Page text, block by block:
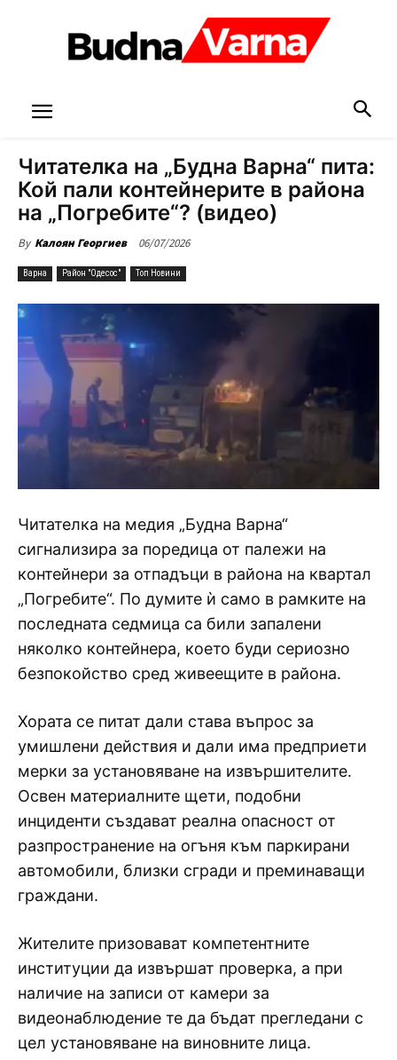
Читателка на „Будна Варна“ пита:
Кой пали контейнерите в района
на „Погребите“? (видео)
By Калоян Георгиев 06/07/2026
Варна Район "Одесос" Топ Новини
Читателка на медия „Будна Варна“
сигнализира за поредица от палежи на
контейнери за отпадъци в района на квартал
„Погребите“. По думите ѝ само в рамките на
последната седмица са били запалени
няколко контейнера, което буди сериозно
безпокойство сред живеещите в района.
Хората се питат дали става въпрос за
умишлени действия и дали има предприети
мерки за установяване на извършителите.
Освен материалните щети, подобни
инциденти създават реална опасност от
разпространение на огъня към паркирани
автомобили, близки сгради и преминаващи
граждани.
Жителите призовават компетентните
институции да извършат проверка, а при
наличие на записи от камери за
видеонаблюдение те да бъдат прегледани с
цел установяване на виновните лица.